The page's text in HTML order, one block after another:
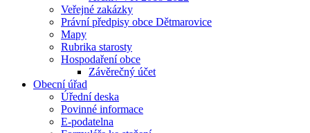
Veřejné zakázky
Právní předpisy obce Dětmarovice
Mapy
Rubrika starosty
Hospodaření obce
Závěrečný účet
Obecní úřad
Úřední deska
Povinné informace
E-podatelna